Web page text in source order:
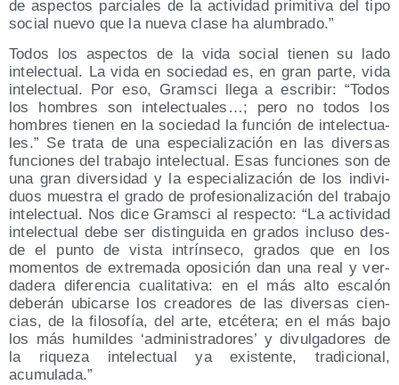
de aspec­tos par­cia­les de la acti­vi­dad pri­mi­ti­va del tipo
social nue­vo que la nue­va cla­se ha alumbrado.”
Todos los aspec­tos de la vida social tie­nen su lado
inte­lec­tual. La vida en socie­dad es, en gran par­te, vida
inte­lec­tual. Por eso, Grams­ci lle­ga a escri­bir: “Todos
los hom­bres son inte­lec­tua­les…; pero no todos los
hom­bres tie­nen en la socie­dad la fun­ción de inte­lec­tua­
les.” Se tra­ta de una espe­cia­li­za­ción en las diver­sas
fun­cio­nes del tra­ba­jo inte­lec­tual. Esas fun­cio­nes son de
una gran diver­si­dad y la espe­cia­li­za­ción de los indi­vi­
duos mues­tra el gra­do de pro­fe­sio­na­li­za­ción del tra­ba­jo
inte­lec­tual. Nos dice Grams­ci al res­pec­to: “La acti­vi­dad
inte­lec­tual debe ser dis­tin­gui­da en gra­dos inclu­so des­
de el pun­to de vis­ta intrín­se­co, gra­dos que en los
momen­tos de extre­ma­da opo­si­ción dan una real y ver­
da­de­ra dife­ren­cia cua­li­ta­ti­va: en el más alto esca­lón
debe­rán ubi­car­se los crea­do­res de las diver­sas cien­
cias, de la filo­so­fía, del arte, etcé­te­ra; en el más bajo
los más humil­des ‘admi­nis­tra­do­res’ y divul­ga­do­res de
la rique­za inte­lec­tual ya exis­ten­te, tra­di­cio­nal,
acumulada.”